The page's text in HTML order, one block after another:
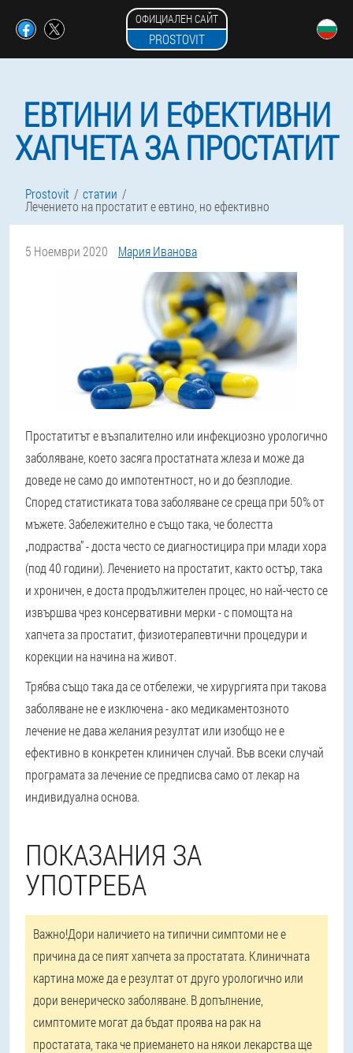
ОФИЦИАЛЕН САЙТ
PROSTOVIT
ЕВТИНИ И ЕФЕКТИВНИ
ХАПЧЕТА ЗА ПРОСТАТИТ
Prostovit статии
Лечението на простатит е евтино, но ефективно
5 Ноември 2020 Мария Иванова
Простатитът е възпалително или инфекциозно урологично
заболяване, което засяга простатната жлеза и може да
доведе не само до импотентност, но и до безплодие.
Според статистиката това заболяване се среща при 50% от
мъжете. Забележително е също така, че болестта
„подраства” - доста често се диагностицира при млади хора
(под 40 години). Лечението на простатит, както остър, така
и хроничен, е доста продължителен процес, но най-често се
извършва чрез консервативни мерки - с помощта на
хапчета за простатит, физиотерапевтични процедури и
корекции на начина на живот.
Трябва също така да се отбележи, че хирургията при такова
заболяване не е изключена - ако медикаментозното
лечение не дава желания резултат или изобщо не е
ефективно в конкретен клиничен случай. Във всеки случай
програмата за лечение се предписва само от лекар на
индивидуална основа.
ПОКАЗАНИЯ ЗА
УПОТРЕБА
Важно!Дори наличието на типични симптоми не е
причина да се пият хапчета за простатата. Клиничната
картина може да е резултат от друго урологично или
дори венерическо заболяване. В допълнение,
симптомите могат да бъдат проява на рак на
простатата, така че приемането на някои лекарства ще